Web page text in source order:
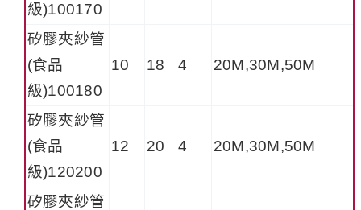
級)100170
矽膠夾紗管
(食品
級)100180
10 18 4 20M,30M,50M
矽膠夾紗管
(食品
級)120200
12 20 4 20M,30M,50M
矽膠夾紗管